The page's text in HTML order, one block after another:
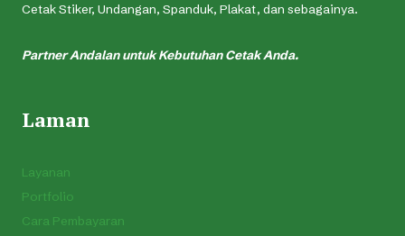
Cetak Stiker, Undangan, Spanduk, Plakat, dan sebagainya.
Partner Andalan untuk Kebutuhan Cetak Anda.
Laman
Layanan
Portfolio
Cara Pembayaran